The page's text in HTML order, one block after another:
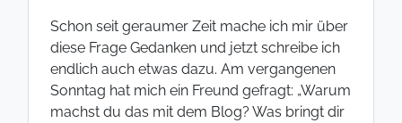
Schon seit geraumer Zeit mache ich mir über
diese Frage Gedanken und jetzt schreibe ich
endlich auch etwas dazu. Am vergangenen
Sonntag hat mich ein Freund gefragt: „Warum
machst du das mit dem Blog? Was bringt dir